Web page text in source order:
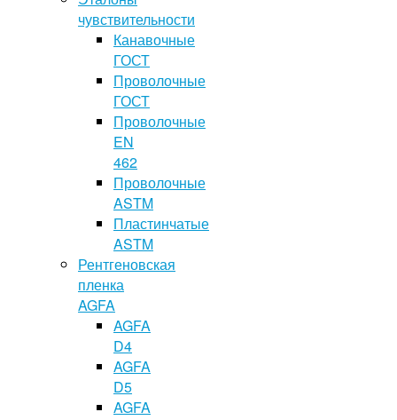
чувствительности
Канавочные
ГОСТ
Проволочные
ГОСТ
Проволочные
EN
462
Проволочные
ASTM
Пластинчатые
ASTM
Рентгеновская
пленка
AGFA
AGFA
D4
AGFA
D5
AGFA